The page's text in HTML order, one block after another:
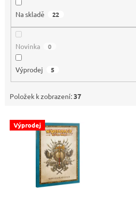
Na skladě 22
Novinka 0
Výprodej 5
Položek k zobrazení:37
V Výprodej